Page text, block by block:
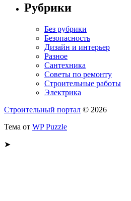
Рубрики
Без рубрики
Безопасность
Дизайн и интерьер
Разное
Сантехника
Советы по ремонту
Строительные работы
Электрика
Строительный портал © 2026
Тема от WP Puzzle
➤